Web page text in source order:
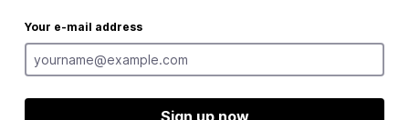
Your e-mail address
Sign up now